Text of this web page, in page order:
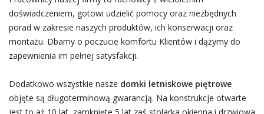
doświadczeniem, gotowi udzielić pomocy oraz niezbędnych
porad w zakresie naszych produktów, ich konserwacji oraz
montażu. Dbamy o poczucie komfortu Klientów i dążymy do
zapewnienia im pełnej satysfakcji.
Dodatkowo wszystkie nasze domki letniskowe piętrowe
objęte są długoterminową gwarancją. Na konstrukcje otwarte